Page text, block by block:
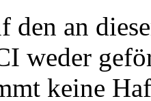
den an
weder
keine